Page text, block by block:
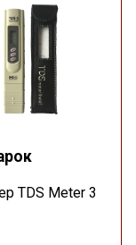
TDS Meter 3